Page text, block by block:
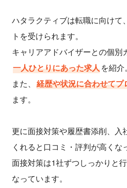
ハタラクティブは転職に向けて
トを受けられます。
キャリアアドバイザーとの個別
一人ひとりにあった求人を紹介。
また、 経歴や状況に合わせてプ
ます。
更に面接対策や履歴書添削、入
くれると口コミ・評判が高くな
面接対策は1社ずつしっかりと
なっています。